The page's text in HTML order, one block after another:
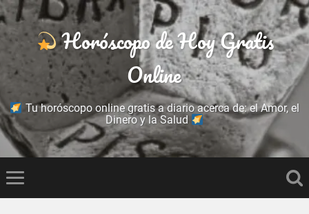
Horóscopo de Hoy Gratis
Online
Tu horóscopo online gratis a diario acerca de: el Amor, el
Dinero y la Salud